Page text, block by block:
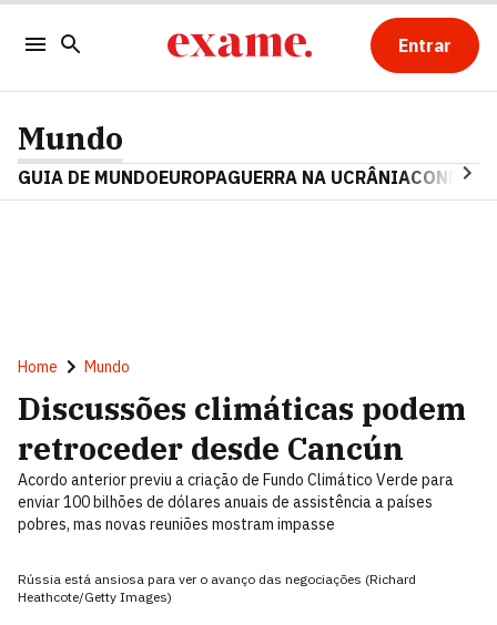
Entrar
Mundo
GUIA DE MUNDOEUROPAGUERRA NA UCRÂNIA
Home Mundo
Discussões climáticas podem
retroceder desde Cancún
Acordo anterior previu a criação de Fundo Climático Verde para
enviar 100 bilhões de dólares anuais de assistência a países
pobres, mas novas reuniões mostram impasse
Rússia está ansiosa para ver o avanço das negociações (Richard
Heathcote/Getty Images)